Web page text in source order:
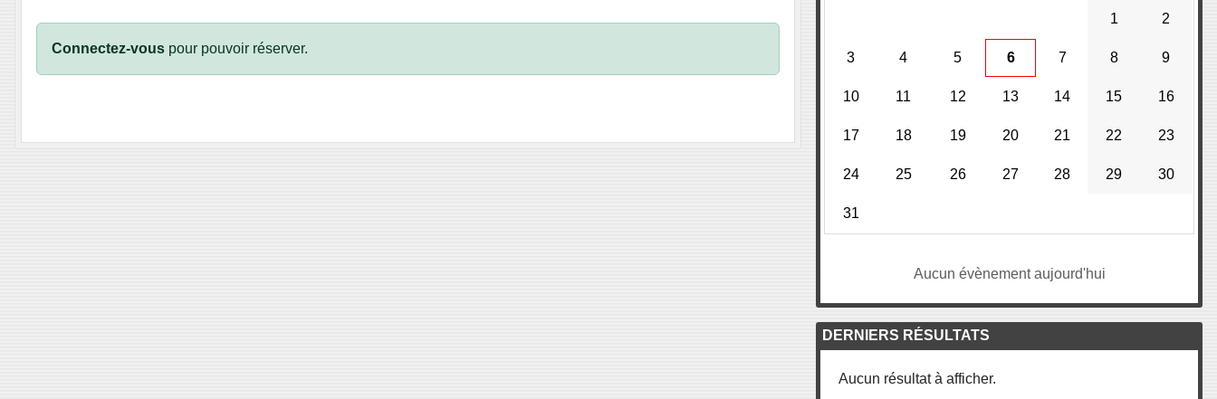
Connectez-vous pour pouvoir réserver.
1 2
3 4 5 6 7 8 9
10 11 12 13 14 15 16
17 18 19 20 21 22 23
24 25 26 27 28 29 30
31
Aucun évènement aujourd'hui
DERNIERS RÉSULTATS
Aucun résultat à afficher.